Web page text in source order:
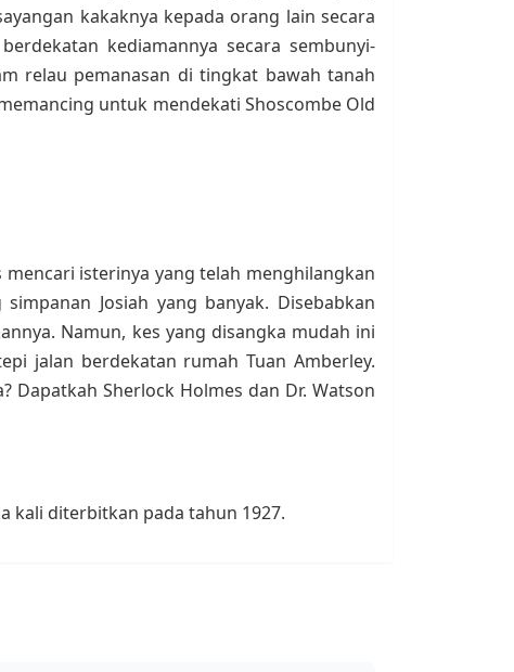
kakaknya kepada orang lain secara
kediamannya secara sembunyi-
relau pemanasan di tingkat bawah tanah
untuk mendekati Shoscombe Old
isterinya yang telah menghilangkan
Josiah yang banyak. Disebabkan
Namun, kes yang disangka mudah ini
jalan berdekatan rumah Tuan Amberley.
Dapatkah Sherlock Holmes dan Dr. Watson
kali diterbitkan pada tahun 1927.